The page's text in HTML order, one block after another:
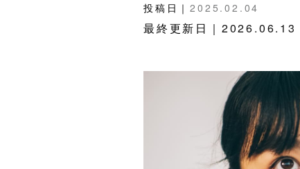
投稿日｜2025.02.04
最終更新日｜ 2026.06.13